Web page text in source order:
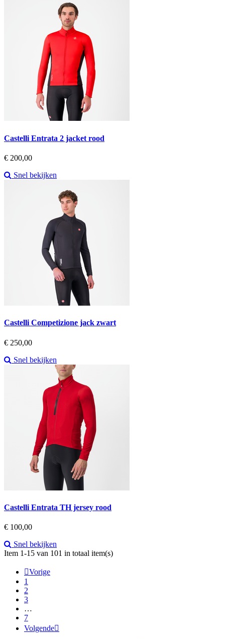
Castelli Entrata 2 jacket rood
Prijs
€ 200,00
Snel bekijken
Castelli Competizione jack zwart
Prijs
€ 250,00
Snel bekijken
Castelli Entrata TH jersey rood
Prijs
€ 100,00
Snel bekijken
Item 1-15 van 101 in totaal item(s)
Vorige
1
2
3
…
7
Volgende